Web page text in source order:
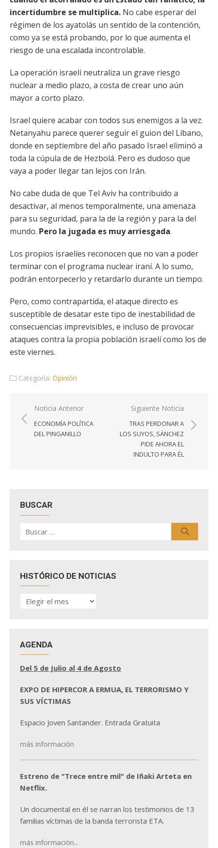
incertidumbre se multiplica. No cabe esperar del
régimen de los ayatolás un sentido de la contención,
como ya se está probando, por lo que aumenta el
riesgo de una escalada incontrolable.
La operación israelí neutraliza un grave riesgo
nuclear a medio plazo, a costa de crear uno aún
mayor a corto plazo.
Israel quiere acabar con todos sus enemigos a la vez.
Netanyahu parece querer seguir el guion del Líbano,
donde en septiembre del año pasado Israel eliminó a
toda la cúpula de de Hezbolá. Pero es dudoso que
vaya a poder llegar tan lejos con Irán.
No cabe duda de que Tel Aviv ha contribuido a
desactivar, al menos temporalmente, una amenaza
para su seguridad, para la de la región y para la del
mundo. Pero la jugada es muy arriesgada.
Los propios israelíes reconocen que no van a poder
terminar con el programa nuclear iraní. A lo sumo,
podrán entorpecerlo y retardarlo durante un tiempo.
Pero, como contrapartida, el ataque directo es
susceptible de desatar este tipo de inestabilidad de
consecuencias imprevisibles, e incluso de provocar
ataques contra la propia población israelí como los de
este viernes.
Categoría: Opinión
Navegación
de
entradas
Noticia Anterior
ECONOMÍA POLÍTICA
DEL PINGANILLO
Siguiente Noticia
TRAS PERDONAR A
LOS SUYOS, SÁNCHEZ
PIDE AHORA EL
INDULTO PARA ÉL
BUSCAR
por:
HISTÓRICO DE NOTICIAS
HISTÓRICO
DE
AGENDA
Del 5 de Julio al 4 de Agosto
EXPO DE HIPERCOR A ERMUA, EL TERRORISMO Y
SUS VÍCTIMAS
Espacio Joven Santander. Entrada Gratuita
más información
Estreno de "Trece entre mil" de Iñaki Arteta en
Netflix.
Un documental en él se narran los testimonios de 13
familias víctimas de la banda terrorista ETA.
más información...